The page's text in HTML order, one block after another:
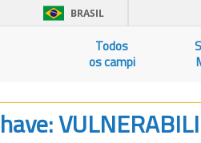
BRASIL
Todos
os campi